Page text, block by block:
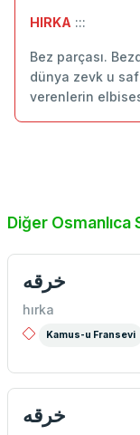
HIRKA :::
Bez parçası.
dünya zevk u
verenlerin
Diğer Osmanlıca
خرقه
hırka
Kamus-u Fransevi
خرقه